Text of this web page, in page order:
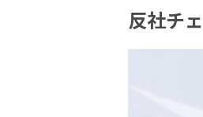
反社チ